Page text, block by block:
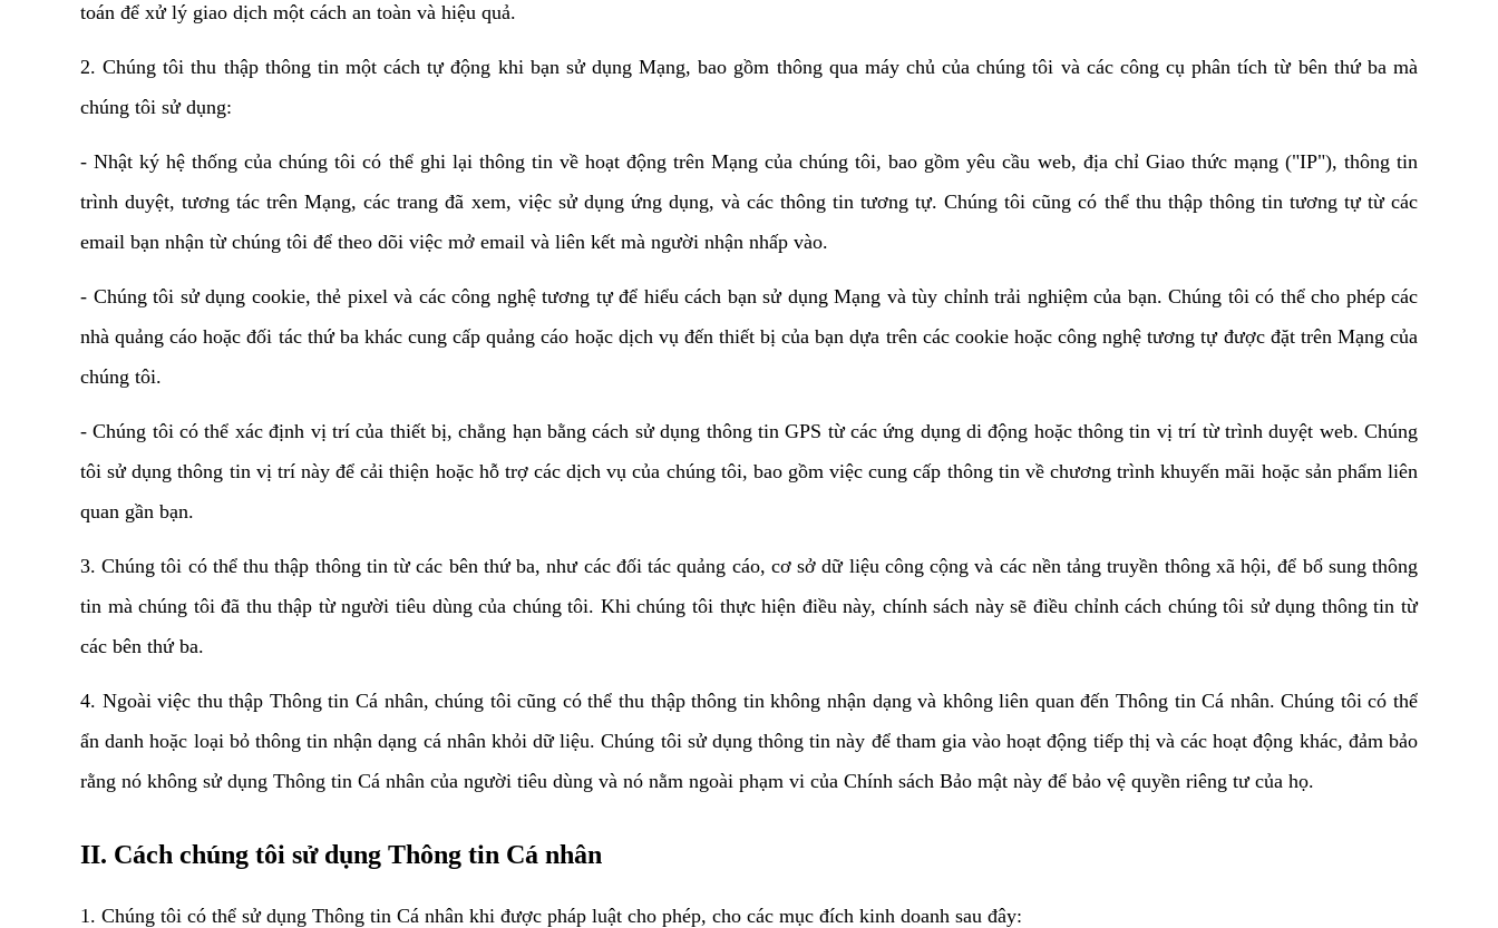
toán để xử lý giao dịch một cách an toàn và hiệu quả.
2. Chúng tôi thu thập thông tin một cách tự động khi bạn sử dụng Mạng, bao gồm thông qua máy chủ của chúng tôi và các công cụ phân tích từ bên thứ ba mà
chúng tôi sử dụng:
- Nhật ký hệ thống của chúng tôi có thể ghi lại thông tin về hoạt động trên Mạng của chúng tôi, bao gồm yêu cầu web, địa chỉ Giao thức mạng ("IP"), thông tin
trình duyệt, tương tác trên Mạng, các trang đã xem, việc sử dụng ứng dụng, và các thông tin tương tự. Chúng tôi cũng có thể thu thập thông tin tương tự từ các
email bạn nhận từ chúng tôi để theo dõi việc mở email và liên kết mà người nhận nhấp vào.
- Chúng tôi sử dụng cookie, thẻ pixel và các công nghệ tương tự để hiểu cách bạn sử dụng Mạng và tùy chỉnh trải nghiệm của bạn. Chúng tôi có thể cho phép các
nhà quảng cáo hoặc đối tác thứ ba khác cung cấp quảng cáo hoặc dịch vụ đến thiết bị của bạn dựa trên các cookie hoặc công nghệ tương tự được đặt trên Mạng của
chúng tôi.
- Chúng tôi có thể xác định vị trí của thiết bị, chẳng hạn bằng cách sử dụng thông tin GPS từ các ứng dụng di động hoặc thông tin vị trí từ trình duyệt web. Chúng
tôi sử dụng thông tin vị trí này để cải thiện hoặc hỗ trợ các dịch vụ của chúng tôi, bao gồm việc cung cấp thông tin về chương trình khuyến mãi hoặc sản phẩm liên
quan gần bạn.
3. Chúng tôi có thể thu thập thông tin từ các bên thứ ba, như các đối tác quảng cáo, cơ sở dữ liệu công cộng và các nền tảng truyền thông xã hội, để bổ sung thông
tin mà chúng tôi đã thu thập từ người tiêu dùng của chúng tôi. Khi chúng tôi thực hiện điều này, chính sách này sẽ điều chỉnh cách chúng tôi sử dụng thông tin từ
các bên thứ ba.
4. Ngoài việc thu thập Thông tin Cá nhân, chúng tôi cũng có thể thu thập thông tin không nhận dạng và không liên quan đến Thông tin Cá nhân. Chúng tôi có thể
ẩn danh hoặc loại bỏ thông tin nhận dạng cá nhân khỏi dữ liệu. Chúng tôi sử dụng thông tin này để tham gia vào hoạt động tiếp thị và các hoạt động khác, đảm bảo
rằng nó không sử dụng Thông tin Cá nhân của người tiêu dùng và nó nằm ngoài phạm vi của Chính sách Bảo mật này để bảo vệ quyền riêng tư của họ.
II. Cách chúng tôi sử dụng Thông tin Cá nhân
1. Chúng tôi có thể sử dụng Thông tin Cá nhân khi được pháp luật cho phép, cho các mục đích kinh doanh sau đây: